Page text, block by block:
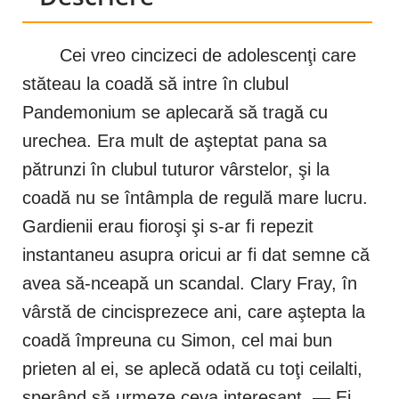
Cei vreo cincizeci de adolescenţi care
stăteau la coadă să intre în clubul
Pandemonium se aplecară să tragă cu
urechea. Era mult de aşteptat pana sa
pătrunzi în clubul tuturor vârstelor, şi la
coadă nu se întâmpla de regulă mare lucru.
Gardienii erau fioroşi şi s-ar fi repezit
instantaneu asupra oricui ar fi dat semne că
avea să-nceapă un scandal. Clary Fray, în
vârstă de cincisprezece ani, care aştepta la
coadă împreuna cu Simon, cel mai bun
prieten al ei, se aplecă odată cu toţi ceilalti,